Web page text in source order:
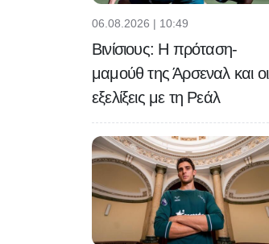
06.08.2026 | 10:49
Βινίσιους: Η πρόταση-
μαμούθ της Άρσεναλ και οι
εξελίξεις με τη Ρεάλ